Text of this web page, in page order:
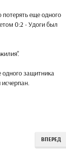
потерять еще одного
0:2 - Удоги был
одного защитника
исчерпан.
ВПЕРЕД